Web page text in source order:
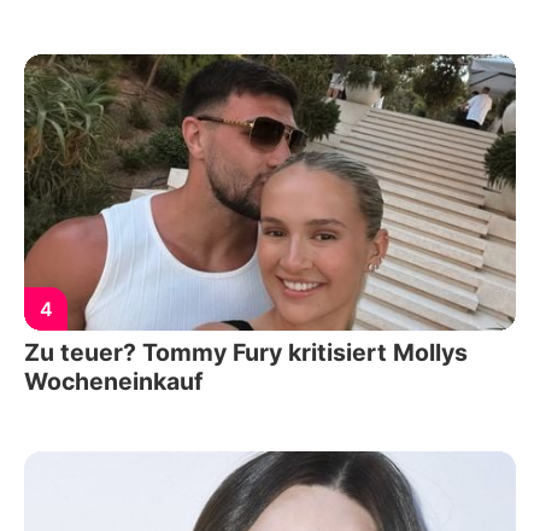
4
Zu teuer? Tommy Fury kritisiert Mollys
Wocheneinkauf